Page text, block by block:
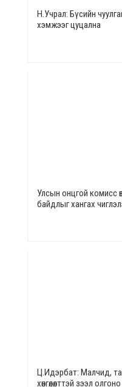
Н.Учрал: Бүсийн
хэмжээг цуцална
Улсын онцгой комисс
байдлыг хангах
Ц.Идэрбат: Малчид,
хөнгөлөлттэй зээл олгоно